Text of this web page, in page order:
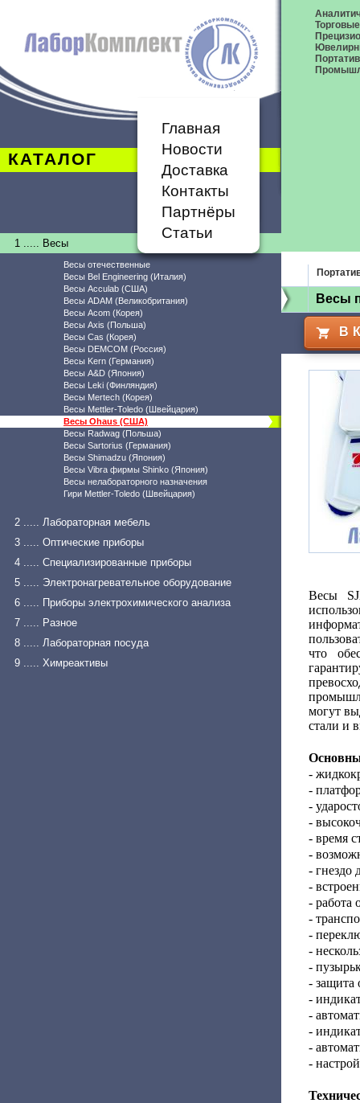
КАТАЛОГ
Главная
Новости
Доставка
Контакты
Партнёры
Статьи
1 ..... Весы
Весы отечественные
Весы Bel Engineering (Италия)
Весы Acculab (США)
Весы ADAM (Великобритания)
Весы Acom (Корея)
Весы Axis (Польша)
Весы Cas (Корея)
Весы DEMCOM (Россия)
Весы Kern (Германия)
Весы A&D (Япония)
Весы Leki (Финляндия)
Весы Mertech (Корея)
Весы Mettler-Toledo (Швейцария)
Весы Ohaus (США)
Весы Radwag (Польша)
Весы Sartorius (Германия)
Весы Shimadzu (Япония)
Весы Vibra фирмы Shinko (Япония)
Весы нелабораторного назначения
Гири Mettler-Toledo (Швейцария)
2 ..... Лабораторная мебель
3 ..... Оптические приборы
4 ..... Специализированные приборы
5 ..... Электронагревательное оборудование
6 ..... Приборы электрохимического анализа
7 ..... Разное
8 ..... Лабораторная посуда
9 ..... Химреактивы
Весы
В
Весы
что
могут
стали и
-
-
-
-
- время
-
- гнездо
-
- работа
-
-
-
-
- защита
-
-
-
-
-